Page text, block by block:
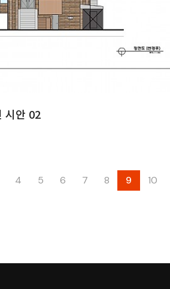
시안 02
4 5 6 7 8 9 10